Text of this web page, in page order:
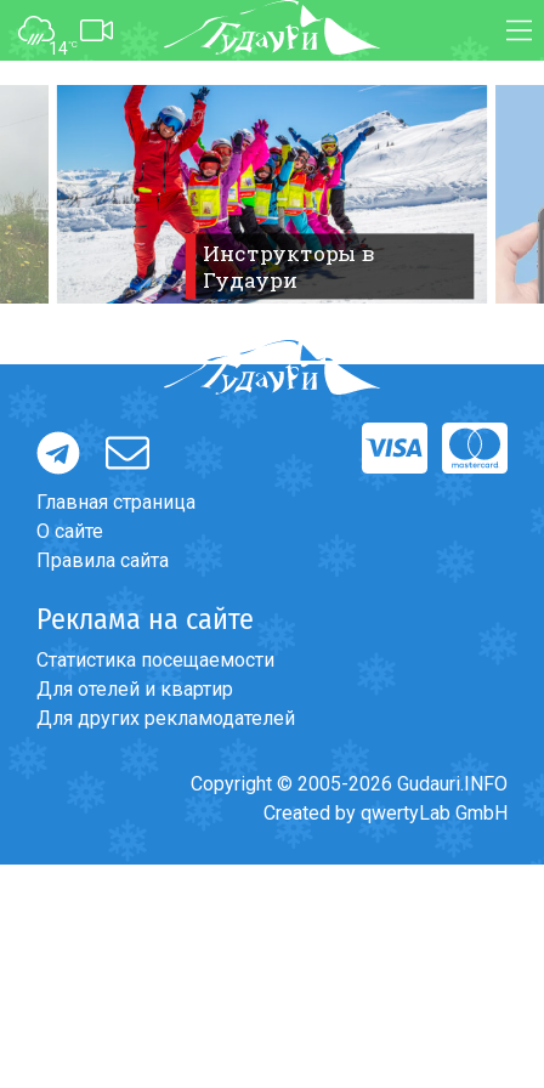
14°C
Инструкторы в
Гудаури
Главная страница
О сайте
Правила сайта
Реклама на сайте
Статистика посещаемости
Для отелей и квартир
Для других рекламодателей
Copyright © 2005-2026 Gudauri.INFO
Created by qwertyLab GmbH
ФОРУМ КАРТА
WEBCAM
ТРАНСФЕР
О курорте
Схема трасс
Ски-пасс
Инструкторы
Прокат
Дети в Гудаури
Развлечения
Календарь событий
Телеграм-канал
ПРОЖИВАНИЕ
Квартиры
Горячие предложения
Долгосрочная аренда